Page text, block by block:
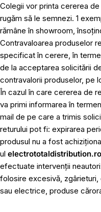
Colegii vor printa cererea
rugăm să le semnezi. 1
rămâne în showroom,
Contravaloarea produselor
specificat în cerere, în
de la acceptarea solicitării
contravalorii produselor, pe
În cazul în care cererea de
va primi informarea în
mail de pe care a trimis
returului pot fi: expirarea
produsul nu a fost
ul
efectuate intervenții
folosire excesivă,
sau electrice, produse